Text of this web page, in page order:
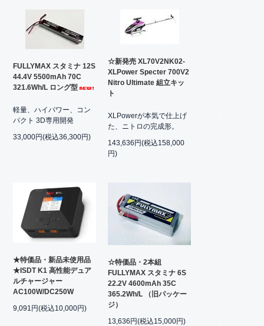
FULLYMAX スタミナ 12S
44.4V 5500mAh 70C
321.6Wh/L ロング型
軽量、ハイパワー、コン
パクト 3D専用開発
33,000円(税込36,300円)
☆新発売 XL70V2NK02-
XLPower Specter 700V2
Nitro Ultimate 組立キッ
ト
XLPowerが本気で仕上げ
た、ニトロの完成形。
143,636円(税込158,000
円)
★特価品・新品未使用品
★ISDT K1 高性能デュア
ルチャージャー
AC100W/DC250W
9,091円(税込10,000円)
☆特価品・2本組
FULLYMAX スタミナ 6S
22.2V 4600mAh 35C
365.2Wh/L （旧パッケー
ジ）
13,636円(税込15,000円)